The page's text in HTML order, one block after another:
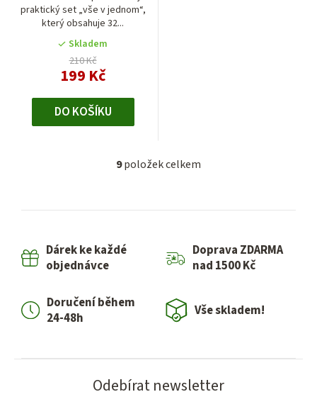
praktický set „vše v jednom“,
který obsahuje 32...
Skladem
210 Kč
199 Kč
DO KOŠÍKU
O
l
k
v
9položek celkem
Dárek ke každé
objednávce
Doprava ZDARMA
nad 1500 Kč
Doručení během
24-48h
Vše skladem!
Odebírat newsletter